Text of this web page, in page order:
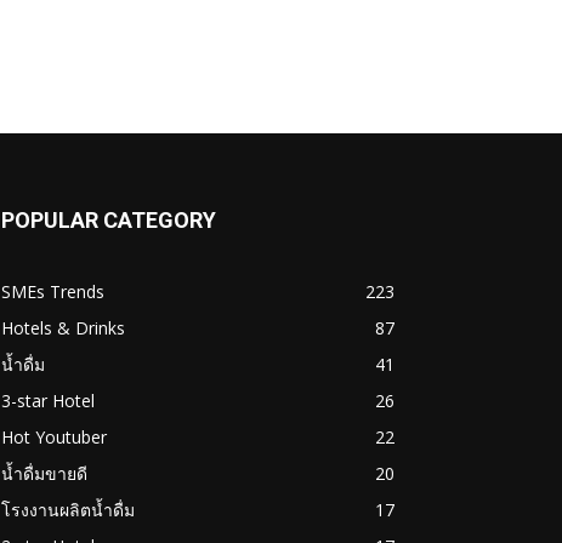
POPULAR CATEGORY
SMEs Trends
223
Hotels & Drinks
87
น้ำดื่ม
41
3-star Hotel
26
Hot Youtuber
22
น้ำดื่มขายดี
20
โรงงานผลิตน้ำดื่ม
17